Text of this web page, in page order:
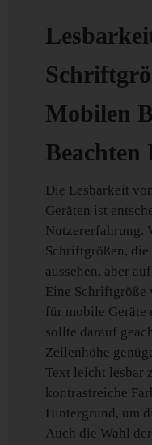
Mobilen
Beachten
Die Lesbarkeit
Geräten ist
Nutzererfahrung.
Schriftgrößen,
aussehen, aber
Eine Schriftgröße
für mobile Geräte
sollte darauf
Zeilenhöhe
Text leicht lesbar
kontrastreiche
Hintergrund, um
Auch die Wahl